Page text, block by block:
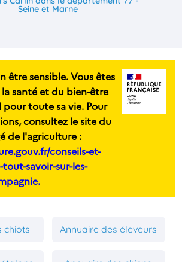
Seine et Marne
être sensible. Vous êtes
santé et du bien-être
toute sa vie. Pour
consultez le site du
de l'agriculture :
conseils-et-
savoir-sur-les-
chiots Annuaire des éleveurs